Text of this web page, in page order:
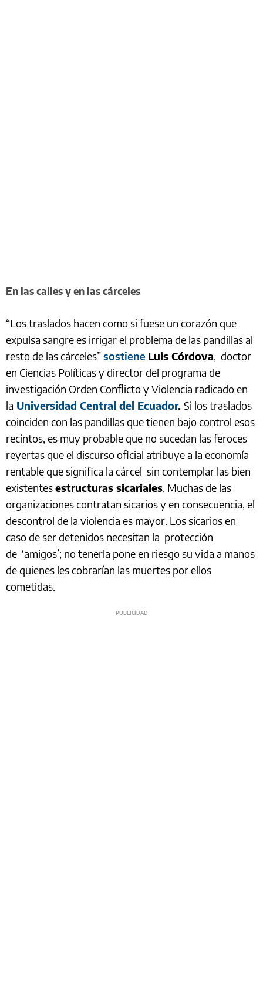
En las calles y en las cárceles
“Los traslados hacen como si fuese un corazón que
expulsa sangre es irrigar el problema de las pandillas al
resto de las cárceles”sostiene Luis Córdova, doctor
en Ciencias Políticas y director del programa de
investigación Orden Conflicto y Violencia radicado en
la Universidad Central del Ecuador. Si los traslados
coinciden con las pandillas que tienen bajo control esos
recintos, es muy probable que no sucedan las feroces
reyertas que el discurso oficial atribuye a la economía
rentable que significa la cárcel sin contemplar las bien
existentesestructuras sicariales. Muchas de las
organizaciones contratan sicarios y en consecuencia, el
descontrol de la violencia es mayor. Los sicarios en
caso de ser detenidos necesitan la protección
de ‘amigos’; no tenerla pone en riesgo su vida a manos
de quienes les cobrarían las muertes por ellos
cometidas.